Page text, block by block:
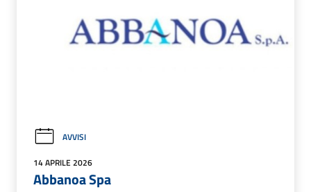
AVVISI
14 APRILE 2026
Abbanoa Spa